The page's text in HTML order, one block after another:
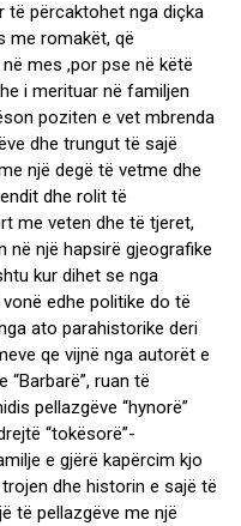
të përcaktohet nga diçka
me romakët, që
mes ,por pse në këtë
i merituar në familjen
poziten e vet mbrenda
dhe trungut të sajë
një degë të vetme dhe
dhe rolit të
me veten dhe të tjeret,
në një hapsirë gjeografike
kur dihet se nga
edhe politike do të
ato parahistorike deri
qe vijnë nga autorët e
“Barbarë”, ruan të
pellazgëve “hynorë”
“tokësorë”-
e gjërë kapërcim kjo
dhe historin e sajë të
të pellazgëve me një